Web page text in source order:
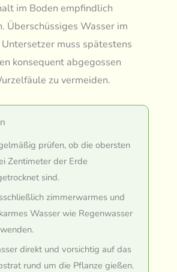
im Boden empfindlich
Überschüssiges Wasser im
muss spätestens
konsequent abgegossen
zu vermeiden.
prüfen, ob die obersten
Zentimeter der Erde
sind.
zimmerwarmes und
Wasser wie Regenwasser
direkt und vorsichtig auf das
rund um die Pflanze gießen.